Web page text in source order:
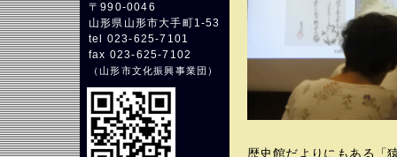
〒990-0046
山形県山形市大手町1-53
tel 023-625-7101
fax 023-625-7102
（山形市文化振興事業団 ）
歴史館だよりにもある「